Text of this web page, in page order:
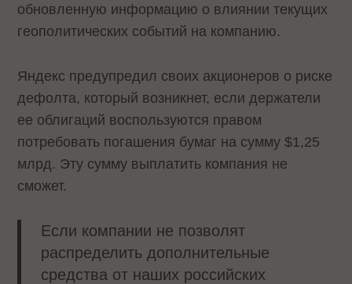
обновленную информацию о влиянии текущих
геополитических событий на компанию.
Яндекс предупредил своих акционеров о риске
дефолта, который возникнет, если держатели
ее облигаций воспользуются правом
потребовать погашения бумаг на сумму $1,25
млрд. Эту сумму выплатить компания не
сможет.
Если компании не позволят
распределить дополнительные
средства от наших российских